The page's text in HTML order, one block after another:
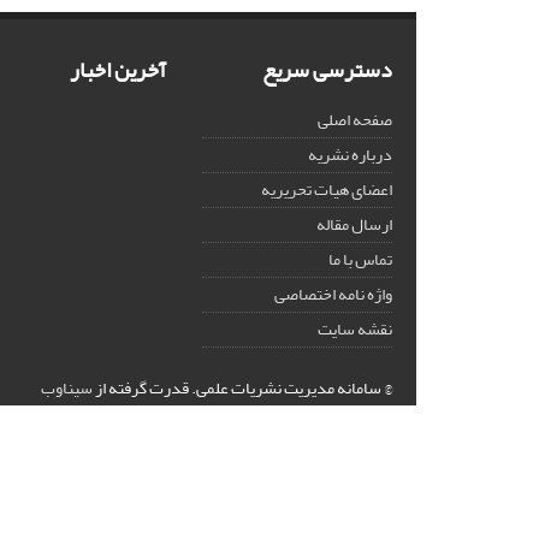
دسترسی سریع
صفحه اصلی
درباره نشریه
اعضای هیات تحریریه
ارسال مقاله
تماس با ما
واژه نامه اختصاصی
نقشه سایت
آخرین اخبار
© سامانه مدیریت نشریات علمی.قدرت گرفته ازسیناوب